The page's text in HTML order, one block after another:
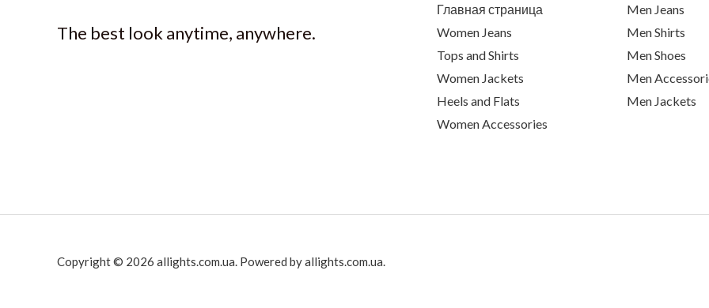
The best look anytime, anywhere.
Главная страница
Women Jeans
Tops and Shirts
Women Jackets
Heels and Flats
Women Accessories
Men Jeans
Men Shirts
Men Shoes
Men
Men Jackets
Copyright © 2026 allights.com.ua. Powered by allights.com.ua.